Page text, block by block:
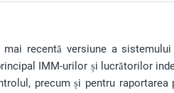
mai recentă versiune a
IMM-urilor și lucrătorilor
precum și pentru